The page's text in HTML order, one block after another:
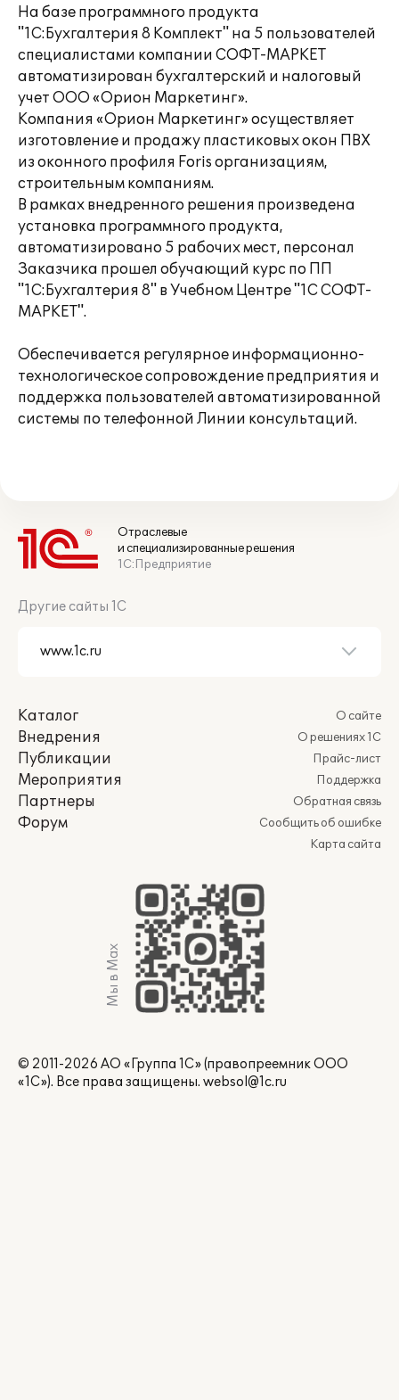
На базе программного продукта
"1С:Бухгалтерия 8 Комплект" на 5 пользователей
специалистами компании СОФТ-МАРКЕТ
автоматизирован бухгалтерский и налоговый
учет ООО «Орион Маркетинг».
Компания «Орион Маркетинг» осуществляет
изготовление и продажу пластиковых окон ПВХ
из оконного профиля Foris организациям,
строительным компаниям.
В рамках внедренного решения произведена
установка программного продукта,
автоматизировано 5 рабочих мест, персонал
Заказчика прошел обучающий курс по ПП
"1С:Бухгалтерия 8" в Учебном Центре "1С СОФТ-
МАРКЕТ".
Обеспечивается регулярное информационно-
технологическое сопровождение предприятия и
поддержка пользователей автоматизированной
системы по телефонной Линии консультаций.
Отраслевые
и специализированные решения
1С:Предприятие
Другие сайты 1С
Каталог
Внедрения
Публикации
Мероприятия
Партнеры
Форум
О сайте
О решениях 1С
Прайс-лист
Поддержка
Обратная связь
Сообщить об ошибке
Карта сайта
Мы в Max
© 2011-2026 АО «Группа 1С» (правопреемник ООО
«1С»). Все права защищены. websol@1c.ru